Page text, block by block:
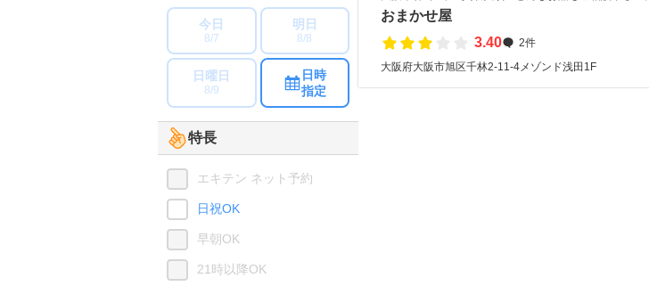
おまかせ屋
3.40
2件
大阪府大阪市旭区千林2-11-4メゾンド浅田1F
今日
8/7
明日
8/8
日曜日
8/9
日時
指定
特長
エキテン ネット予約
日祝OK
早朝OK
21時以降OK